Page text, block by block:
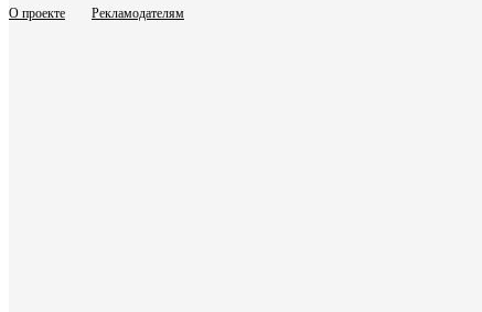
О проекте Рекламодателям